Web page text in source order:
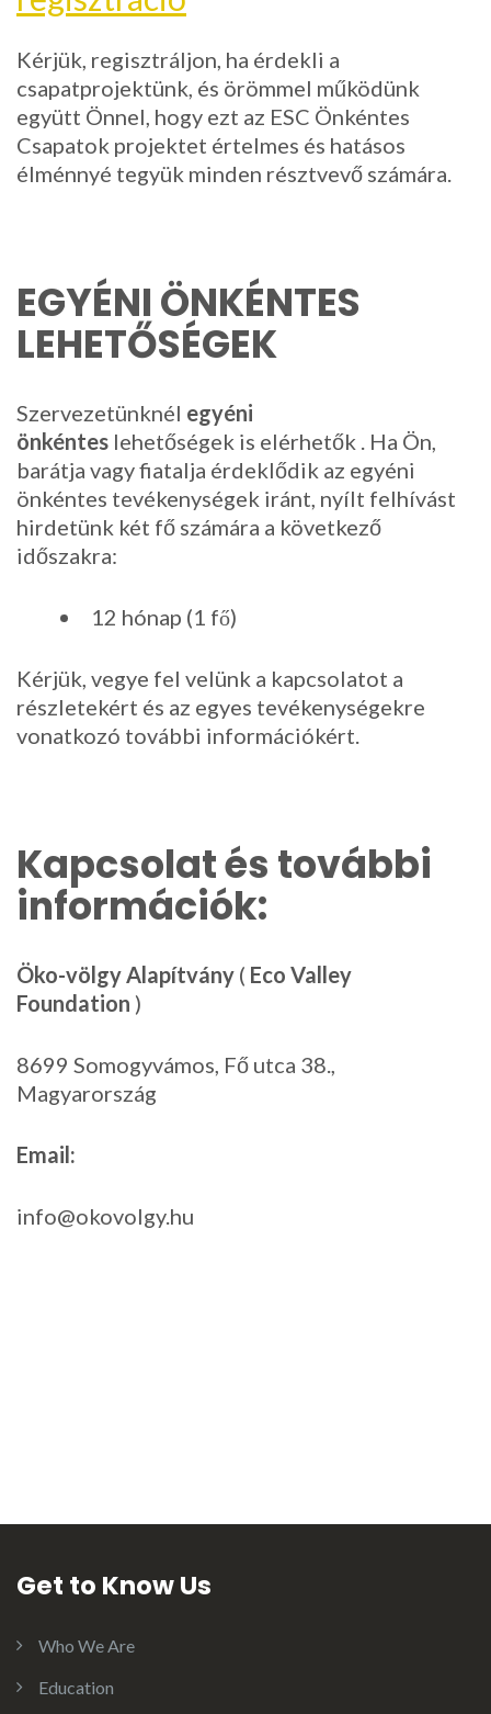
Kérjük, regisztráljon, ha érdekli a
csapatprojektünk, és örömmel működünk
együtt Önnel, hogy ezt az ESC Önkéntes
Csapatok projektet értelmes és hatásos
élménnyé tegyük minden résztvevő számára.
EGYÉNI ÖNKÉNTES
LEHETŐSÉGEK
Szervezetünknél egyéni
önkéntes lehetőségek is elérhetők . Ha Ön,
barátja vagy fiatalja érdeklődik az egyéni
önkéntes tevékenységek iránt, nyílt felhívást
hirdetünk két fő számára a következő
időszakra:
12 hónap (1 fő)
Kérjük, vegye fel velünk a kapcsolatot a
részletekért és az egyes tevékenységekre
vonatkozó további információkért.
Kapcsolat és további
információk:
Öko-völgy Alapítvány ( Eco Valley
Foundation )
8699 Somogyvámos, Fő utca 38.,
Magyarország
Email:
info@okovolgy.hu
Get to Know Us
Who We Are
Education